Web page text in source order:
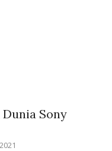
Sony